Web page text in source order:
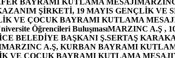
ŞİRKETİ, 19 MAYIS GENÇLİK VE
VE ÇOCUK BAYRAMI KUTLAMA
Öğrencileri BuluşmasıMARZINC A.Ş ,
BELEDİYE BAŞKANI Ş.SERTAŞ
MARZINC A.Ş, KURBAN BAYRAMI
VE ÇOCUK BAYRAMI KUTLAMA MESAJI